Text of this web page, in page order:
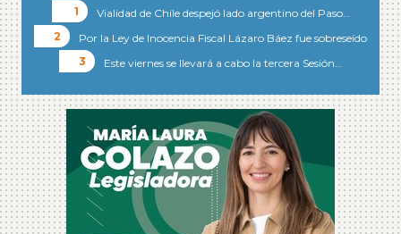
Vialidad de Chile despejó lado argentino del Paso…
Por la Ley de Inocencia Fiscal Lázaro Báez fue sobreseído
Este viernes se llevará a cabo la tercera Sesión…